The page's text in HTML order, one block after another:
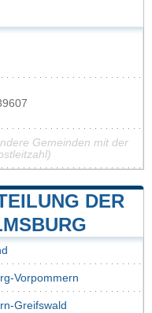
Gemeinden mit der
DER
Vorpommern
Greifswald